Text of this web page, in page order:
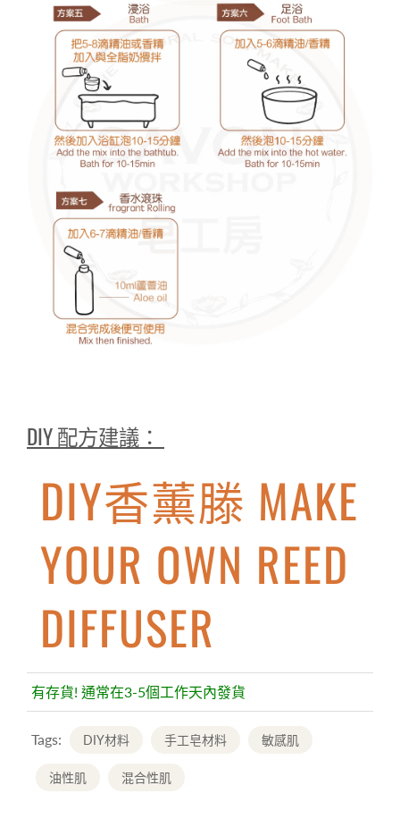
DIY 配方建議：
DIY香薰滕 MAKE
YOUR OWN REED
DIFFUSER
有存貨! 通常在3-5個工作天內發貨
Tags: DIY材料 手工皂材料 敏感肌
油性肌 混合性肌